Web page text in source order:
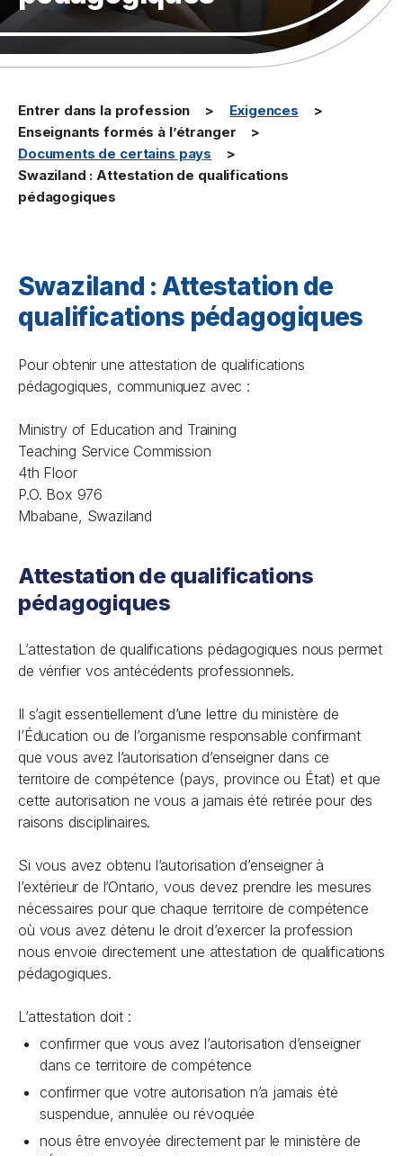
Entrer dans la profession
Exigences
Enseignants formés à l’étranger
Documents de certains pays
Swaziland : Attestation de qualifications
pédagogiques
Swaziland : Attestation de
qualifications pédagogiques
Pour obtenir une attestation de qualifications
pédagogiques, communiquez avec :
Ministry of Education and Training
Teaching Service Commission
4th Floor
P.O. Box 976
Mbabane, Swaziland
Attestation de qualifications
pédagogiques
L’attestation de qualifications pédagogiques nous permet
de vérifier vos antécédents professionnels.
Il s’agit essentiellement d’une lettre du ministère de
l’Éducation ou de l’organisme responsable confirmant
que vous avez l’autorisation d’enseigner dans ce
territoire de compétence (pays, province ou État) et que
cette autorisation ne vous a jamais été retirée pour des
raisons disciplinaires.
Si vous avez obtenu l’autorisation d’enseigner à
l’extérieur de l’Ontario, vous devez prendre les mesures
nécessaires pour que chaque territoire de compétence
où vous avez détenu le droit d’exercer la profession
nous envoie directement une attestation de qualifications
pédagogiques.
L’attestation doit :
confirmer que vous avez l’autorisation d’enseigner
dans ce territoire de compétence
confirmer que votre autorisation n’a jamais été
suspendue, annulée ou révoquée
nous être envoyée directement par le ministère de